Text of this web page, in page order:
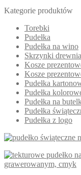
Kategorie produktów
Torebki
Pudełka
Pudełka na wino
Skrzynki
Kosze
Kosze
Pudełka
Pudełka
Pudełka na
Pudełka
Pudełka z logo